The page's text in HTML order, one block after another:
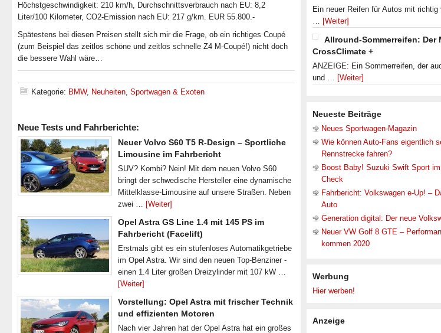
Höchstgeschwindigkeit: 210 km/h, Durchschnittsverbrauch nach EU: 8,2
Liter/100 Kilometer, CO2-Emission nach EU: 217 g/km. EUR 55.800.-
Spätestens bei diesen Preisen stellt sich mir die Frage, ob ein richtiges Coupé
(zum Beispiel das zeitlos schöne und zeitlos schnelle Z4 M-Coupé!) nicht doch
die bessere Wahl wäre…
Kategorie: BMW, Neuheiten, Sportwagen & Exoten
Neue Tests und Fahrberichte:
Neuer Volvo S60 T5 R-Design – Sportliche
Limousine im Fahrbericht
SUV? Kombi? Nein! Mit dem neuen Volvo S60
bringt der schwedische Hersteller eine dynamische
Mittelklasse-Limousine auf unsere Straßen. Neben
zwei … [Weiter]
Opel Astra GS Line 1.4 mit 145 PS im
Fahrbericht (Facelift)
Erstmals gibt es ein stufenloses Automatikgetriebe
im Opel Astra. Wir sind den neuen Top-Benziner -
einen 1.4 Liter großen Dreizylinder mit 107 kW …
[Weiter]
Vorstellung: Opel Astra mit frischer Technik
und effizienten Motoren
Nach vier Jahren hat der Opel Astra hat ein großes
Ein neuer Reifen für Autos mit richtig
… [Weiter]
Allround-Sommerreifen: Der
CrossClimate +
ANZEIGE: Ein Sommerreifen, der
und … [Weiter]
Neueste Beiträge
Neues Sportwagen-Magazin
Wie können Auto-Fans eigentlich
Rennstrecke fahren?
Boost Baby! Suzuki Swift Sport
Check
Fahrbericht: Volkswagen e-Up! –
Auto
Generation digital: Der neue
Neuer VW Golf 8 GTE –
kommen 2020
Werbung
Hier werben!
Anzeige